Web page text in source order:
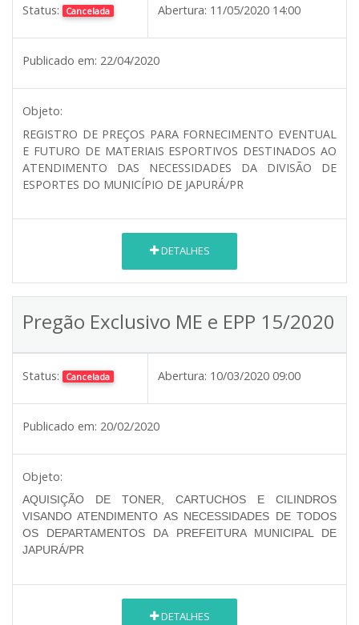
Status: Cancelada Abertura: 11/05/2020 14:00
Publicado em: 22/04/2020
Objeto:
REGISTRO DE PREÇOS PARA FORNECIMENTO EVENTUAL
E FUTURO DE MATERIAIS ESPORTIVOS DESTINADOS AO
ATENDIMENTO DAS NECESSIDADES DA DIVISÃO DE
ESPORTES DO MUNICÍPIO DE JAPURÁ/PR
DETALHES
Pregão Exclusivo ME e EPP 15/2020
Status: Cancelada Abertura: 10/03/2020 09:00
Publicado em: 20/02/2020
Objeto:
AQUISIÇÃO DE TONER, CARTUCHOS E CILINDROS
VISANDO ATENDIMENTO AS NECESSIDADES DE TODOS
OS DEPARTAMENTOS DA PREFEITURA MUNICIPAL DE
JAPURÁ/PR
DETALHES